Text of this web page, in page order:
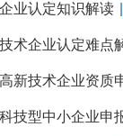
业认定知识解读
术企业认定难点
新技术企业资质
技型中小企业申